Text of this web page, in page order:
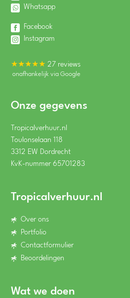
Whatsapp
Facebook
Instagram
★★★★★ 27 reviews
onafhankelijk via Google
Onze gegevens
Tropicalverhuur.nl
Toulonselaan 118
3312 EW Dordrecht
KvK-nummer 65701283
Tropicalverhuur.nl
Over ons
Portfolio
Contactformulier
Beoordelingen
Wat we doen